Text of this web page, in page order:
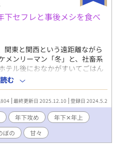
下セフレと事後メシを食べ
関東と関西という遠距離ながら
メンリーマン「冬」と、社畜系
テル後におなかがすいてごはん
リーマン同士。ラブコメ。 年
卑屈こじらせ受。 R18は
グルメ寄り。 三万字程度の中編
▶登場人物 受 柊 花火（ひい
攻 一木 冬人（いちき
む
最終更新日 2025.12.10 登録日 2024.5.2
年下攻め
年下✕年上
ぼの 甘々